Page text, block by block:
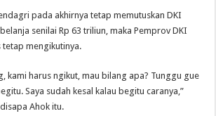
pada akhirnya tetap memutuskan DKI
senilai Rp 63 triliun, maka Pemprov DKI
tetap mengikutinya.
kami harus ngikut, mau bilang apa? Tunggu gue
Saya sudah kesal kalau begitu caranya,”
Ahok itu.